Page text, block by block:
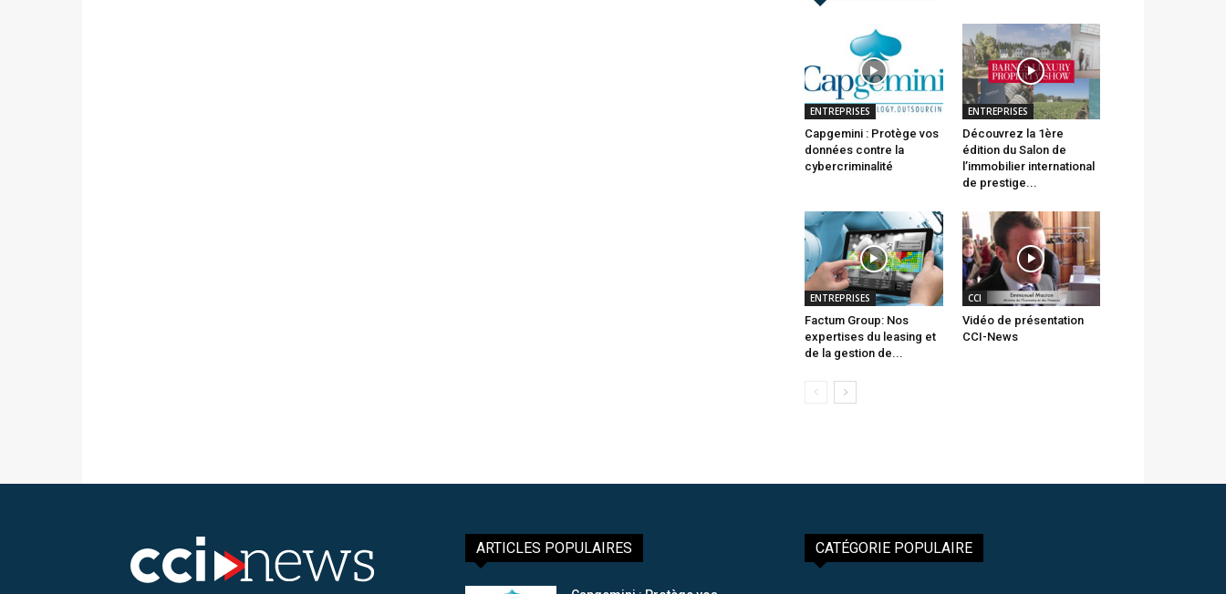
ENTREPRISES
Capgemini : Protège vos
données contre la
cybercriminalité
ENTREPRISES
Découvrez la 1ère
édition du Salon de
l’immobilier international
de prestige...
ENTREPRISES
Factum Group: Nos
expertises du leasing et
de la gestion de...
CCI
Vidéo de présentation
CCI-News
ARTICLES POPULAIRES CATÉGORIE POPULAIRE